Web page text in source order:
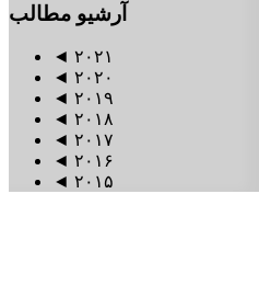
آرشیو مطالب
◄ ۲۰۲۱
◄ ۲۰۲۰
◄ ۲۰۱۹
◄ ۲۰۱۸
◄ ۲۰۱۷
◄ ۲۰۱۶
◄ ۲۰۱۵